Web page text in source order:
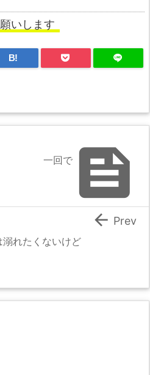
いします
B!

一回で
溺れたくないけど
 Prev